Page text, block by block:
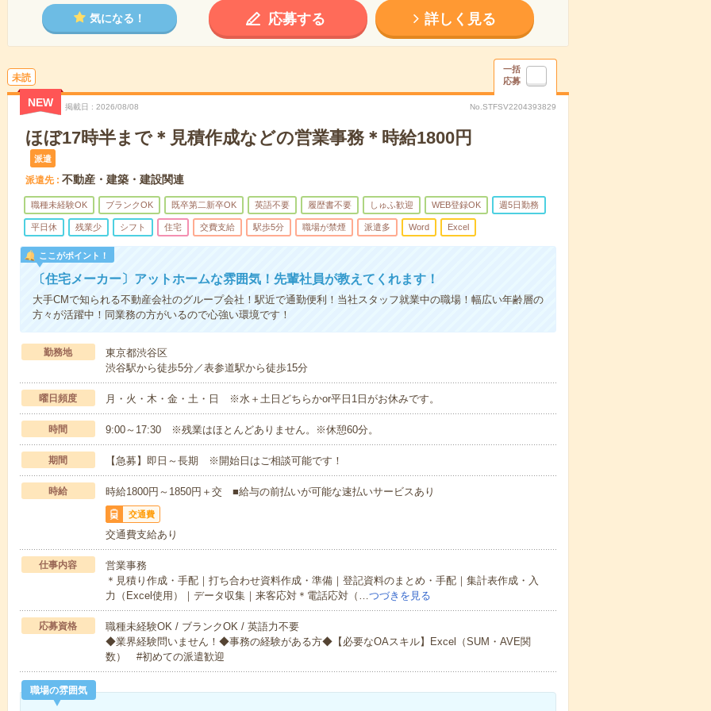
気になる！ 応募する 詳しく見る
未読
一括
応募
NEW 掲載日 2026/08/08 No.STFSV2204393829
ほぼ17時半まで＊見積作成などの営業事務＊時給1800円
派遣
派遣先 不動産・建築・建設関連
職種未経験OK ブランクOK 既卒第二新卒OK 英語不要 履歴書不要 しゅふ歓迎 WEB登録OK 週5日勤務
平日休 残業少 シフト 住宅 交費支給 駅歩5分 職場が禁煙 派遣多 Word Excel
ここがポイント！
〔住宅メーカー〕アットホームな雰囲気！先輩社員が教えてくれます！
大手CMで知られる不動産会社のグループ会社！駅近で通勤便利！当社スタッフ就業中の職場！幅広い年齢層の
方々が活躍中！同業務の方がいるので心強い環境です！
勤務地
東京都渋谷区
渋谷駅から徒歩5分／表参道駅から徒歩15分
曜日頻度 月・火・木・金・土・日 ※水＋土日どちらかor平日1日がお休みです。
時間 9:00～17:30 ※残業はほとんどありません。※休憩60分。
期間 【急募】即日～長期 ※開始日はご相談可能です！
時給 時給1800円～1850円＋交 ■給与の前払いが可能な速払いサービスあり
交通費
交通費支給あり
仕事内容
営業事務
＊見積り作成・手配｜打ち合わせ資料作成・準備｜登記資料のまとめ・手配｜集計表作成・入
力（Excel使用）｜データ収集｜来客応対＊電話応対（…つづきを見る
応募資格
職種未経験OK / ブランクOK / 英語力不要
◆業界経験問いません！◆事務の経験がある方◆【必要なOAスキル】Excel（SUM・AVE関
数） #初めての派遣歓迎
職場の雰囲気